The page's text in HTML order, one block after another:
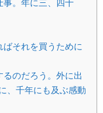
。年に三、四十
それを買うために
のだろう。外に出
、千年にも及ぶ感動